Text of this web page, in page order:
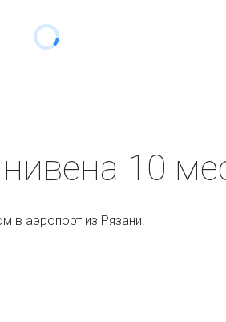
10
в аэропорт из Рязани.